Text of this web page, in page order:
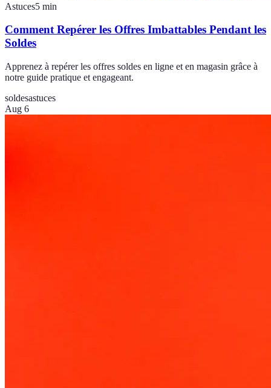
Astuces5 min
Comment Repérer les Offres Imbattables Pendant les
Soldes
Apprenez à repérer les offres soldes en ligne et en magasin grâce à
notre guide pratique et engageant.
soldesastuces
Aug 6